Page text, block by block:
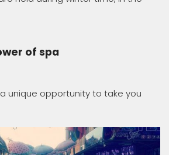
in Skopje, Macedonia
Stone Village